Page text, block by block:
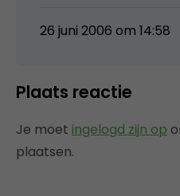
26 juni 2006 om 14:58
Plaats reactie
Je moet ingelogd zijn op
plaatsen.